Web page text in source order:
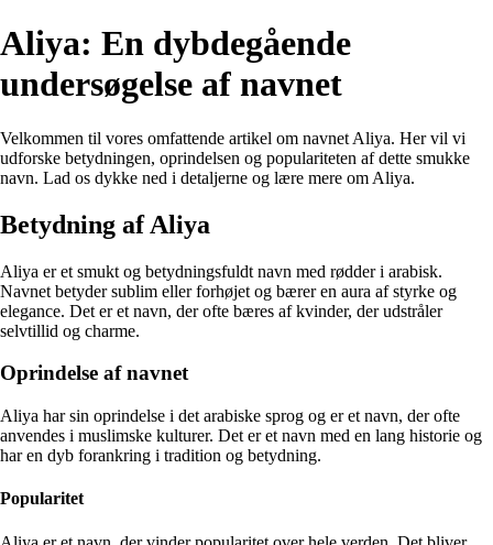
Aliya: En dybdegående
undersøgelse af navnet
Velkommen til vores omfattende artikel om navnet Aliya. Her vil vi
udforske betydningen, oprindelsen og populariteten af dette smukke
navn. Lad os dykke ned i detaljerne og lære mere om Aliya.
Betydning af Aliya
Aliya er et smukt og betydningsfuldt navn med rødder i arabisk.
Navnet betyder sublim eller forhøjet og bærer en aura af styrke og
elegance. Det er et navn, der ofte bæres af kvinder, der udstråler
selvtillid og charme.
Oprindelse af navnet
Aliya har sin oprindelse i det arabiske sprog og er et navn, der ofte
anvendes i muslimske kulturer. Det er et navn med en lang historie og
har en dyb forankring i tradition og betydning.
Popularitet